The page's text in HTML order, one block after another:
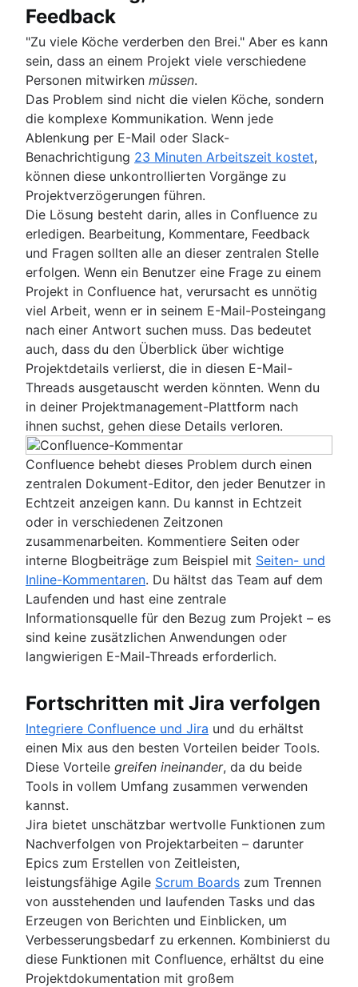
Feedback
"Zu viele Köche verderben den Brei." Aber es kann
sein, dass an einem Projekt viele verschiedene
Personen mitwirken müssen.
Das Problem sind nicht die vielen Köche, sondern
die komplexe Kommunikation. Wenn jede
Ablenkung per E-Mail oder Slack-
Benachrichtigung 23 Minuten Arbeitszeit kostet,
können diese unkontrollierten Vorgänge zu
Projektverzögerungen führen.
Die Lösung besteht darin, alles in Confluence zu
erledigen. Bearbeitung, Kommentare, Feedback
und Fragen sollten alle an dieser zentralen Stelle
erfolgen. Wenn ein Benutzer eine Frage zu einem
Projekt in Confluence hat, verursacht es unnötig
viel Arbeit, wenn er in seinem E-Mail-Posteingang
nach einer Antwort suchen muss. Das bedeutet
auch, dass du den Überblick über wichtige
Projektdetails verlierst, die in diesen E-Mail-
Threads ausgetauscht werden könnten. Wenn du
in deiner Projektmanagement-Plattform nach
ihnen suchst, gehen diese Details verloren.
Confluence behebt dieses Problem durch einen
zentralen Dokument-Editor, den jeder Benutzer in
Echtzeit anzeigen kann. Du kannst in Echtzeit
oder in verschiedenen Zeitzonen
zusammenarbeiten. Kommentiere Seiten oder
interne Blogbeiträge zum Beispiel mit Seiten- und
Inline-Kommentaren. Du hältst das Team auf dem
Laufenden und hast eine zentrale
Informationsquelle für den Bezug zum Projekt – es
sind keine zusätzlichen Anwendungen oder
langwierigen E-Mail-Threads erforderlich.
Fortschritten mit Jira verfolgen
Integriere Confluence und Jira und du erhältst
einen Mix aus den besten Vorteilen beider Tools.
Diese Vorteile greifen ineinander, da du beide
Tools in vollem Umfang zusammen verwenden
kannst.
Jira bietet unschätzbar wertvolle Funktionen zum
Nachverfolgen von Projektarbeiten – darunter
Epics zum Erstellen von Zeitleisten,
leistungsfähige Agile Scrum Boards zum Trennen
von ausstehenden und laufenden Tasks und das
Erzeugen von Berichten und Einblicken, um
Verbesserungsbedarf zu erkennen. Kombinierst du
diese Funktionen mit Confluence, erhältst du eine
Projektdokumentation mit großem